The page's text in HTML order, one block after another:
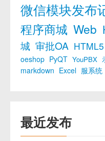
微信模块发布
程序商城 Web
城 审批OA HTML5
oeshop PyQT YouPBX
markdown Excel 服系统
最近发布